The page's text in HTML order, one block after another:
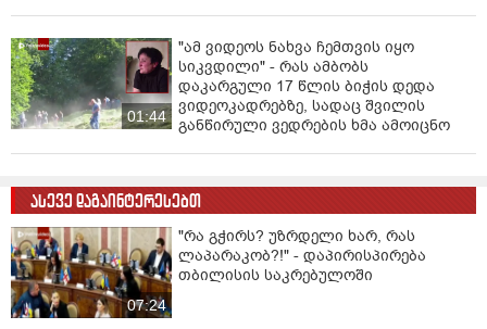
01:44
"ამ ვიდეოს ნახვა ჩემთვის იყო
სიკვდილი" - რას ამბობს
დაკარგული 17 წლის ბიჭის დედა
ვიდეოკადრებზე, სადაც შვილის
განწირული ვედრების ხმა ამოიცნო
ასევე დაგაინტერესებთ
07:24
"რა გჭირს? უზრდელი ხარ, რას
ლაპარაკობ?!" - დაპირისპირება
თბილისის საკრებულოში